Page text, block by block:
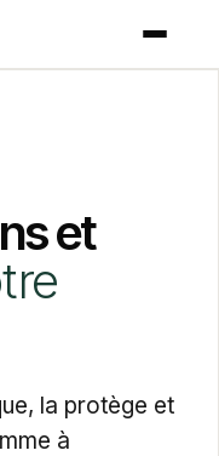
et
la protège et
à